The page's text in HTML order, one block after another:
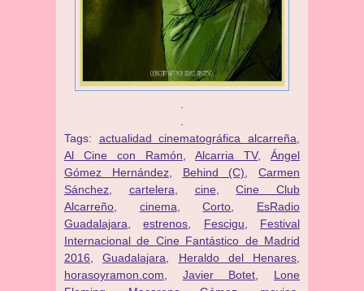
Tags: actualidad cinematográfica alcarreña
Al Cine con Ramón
Alcarria TV, Ángel
Gómez Hernández, Behind (C)
Carmen
Sánchez
cartelera cine ,Cine Club
Alcarreño
cinema ,Corto
EsRadio
Guadalajara ,estrenos Fescigu
Festival
Internacional de Cine Fantástico de Madrid
2016 ,Guadalajara Heraldo del Henares
horasoyramon.com
Javier Botet
Lone